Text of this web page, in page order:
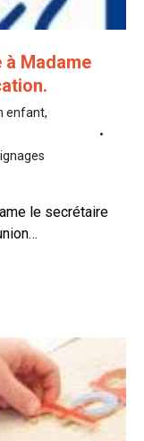
Madame
enfant,
le secrétaire